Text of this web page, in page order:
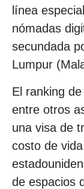
línea
nómadas
secundada
Lumpur
El ranking
entre otros
una visa de
costo de
de espacios